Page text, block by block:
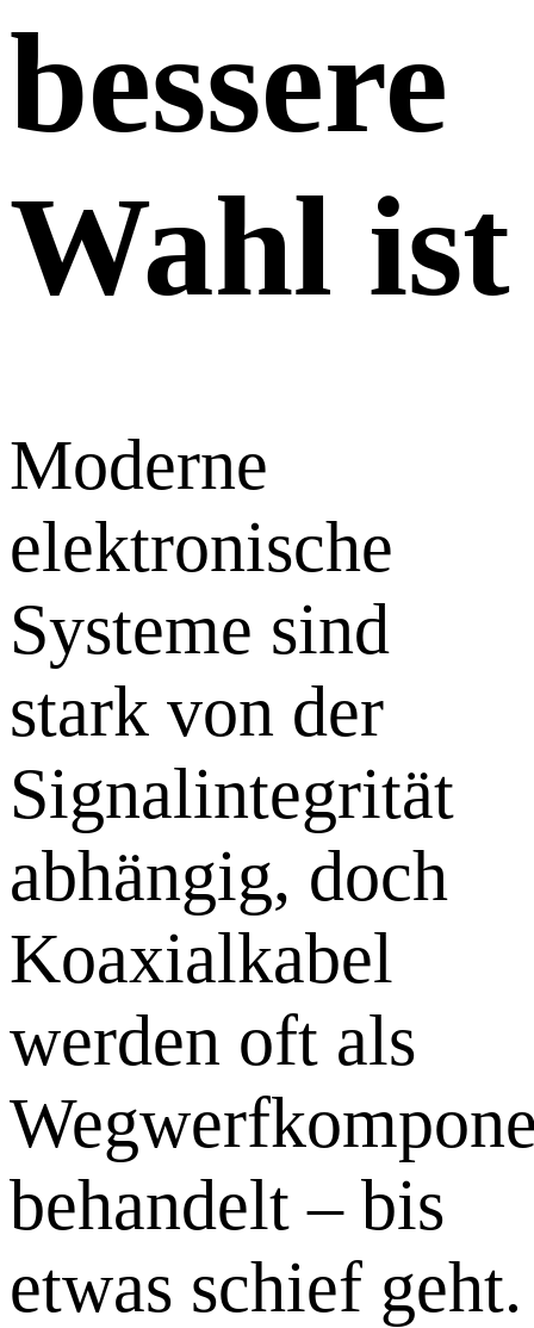
bessere
Wahl ist
Moderne
elektronische
Systeme sind
stark von der
Signalintegrität
abhängig, doch
Koaxialkabel
werden oft als
behandelt – bis
etwas schief geht.